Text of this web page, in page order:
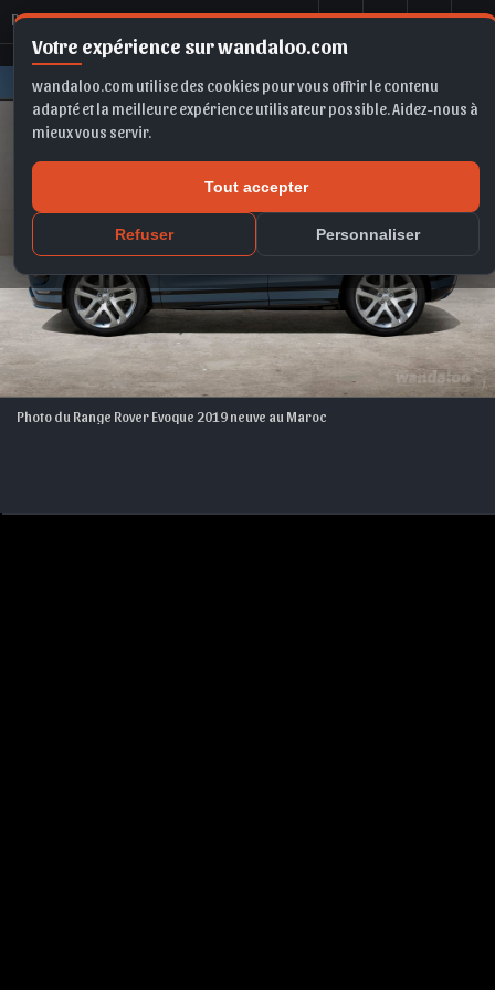
Votre expérience sur wandaloo.com
wandaloo.com utilise des cookies pour vous offrir le contenu
adapté et la meilleure expérience utilisateur possible. Aidez-nous à
mieux vous servir.
Tout accepter
Refuser Personnaliser
Range Rover Evoque 2019
Photo du Range Rover Evoque 2019 neuve au Maroc